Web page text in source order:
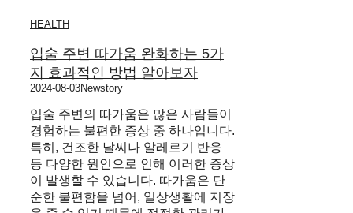
HEALTH
입술 주변 따가움 완화하는 5가
지 효과적인 방법 알아보자
2024-08-03Newstory
입술 주변의 따가움은 많은 사람들이
경험하는 불편한 증상 중 하나입니다.
특히, 건조한 날씨나 알레르기 반응
등 다양한 원인으로 인해 이러한 증상
이 발생할 수 있습니다. 따가움은 단
순한 불편함을 넘어, 일상생활에 지장